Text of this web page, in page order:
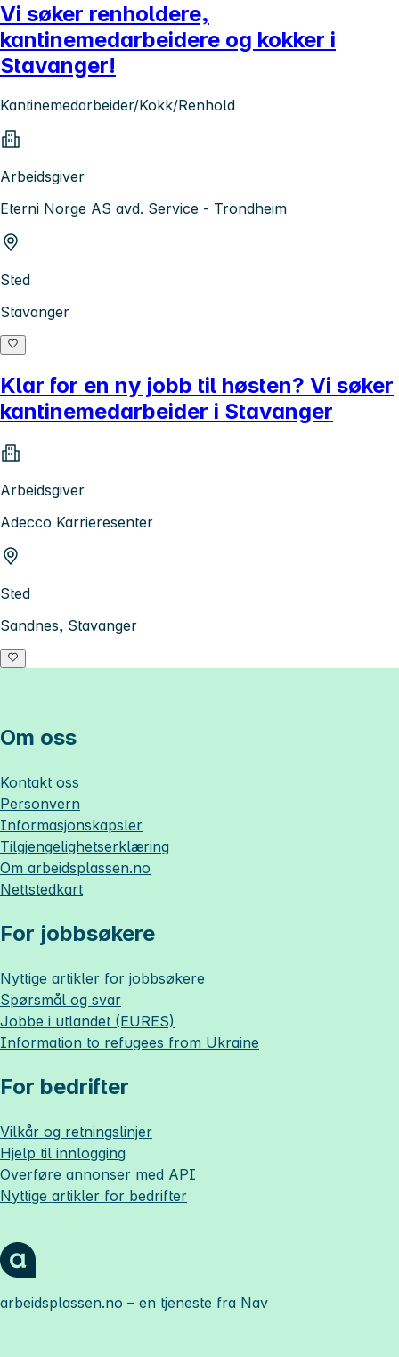
Vi søker renholdere,
kantinemedarbeidere og kokker i
Stavanger!
Kantinemedarbeider/Kokk/Renhold
Arbeidsgiver
Eterni Norge AS avd. Service - Trondheim
Sted
Stavanger
Klar for en ny jobb til høsten? Vi søker
kantinemedarbeider i Stavanger
Arbeidsgiver
Adecco Karrieresenter
Sted
Sandnes, Stavanger
Om oss
Kontakt oss
Personvern
Informasjonskapsler
Tilgjengelighetserklæring
Om arbeidsplassen.no
Nettstedkart
For jobbsøkere
Nyttige artikler for jobbsøkere
Spørsmål og svar
Jobbe i utlandet (EURES)
Information to refugees from Ukraine
For bedrifter
Vilkår og retningslinjer
Hjelp til innlogging
Overføre annonser med API
Nyttige artikler for bedrifter
arbeidsplassen.no – en tjeneste fra Nav